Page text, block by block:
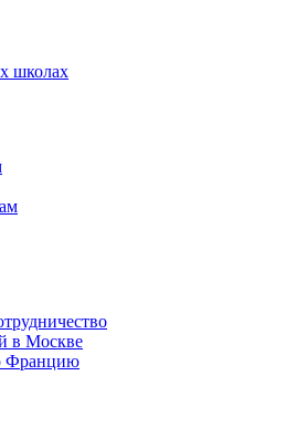
школах
в Москве
Францию